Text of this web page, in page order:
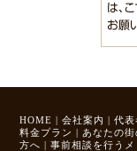
HOME | 会社案内 | 代表
料金プラン | あなたの
方へ | 事前相談を行うメ